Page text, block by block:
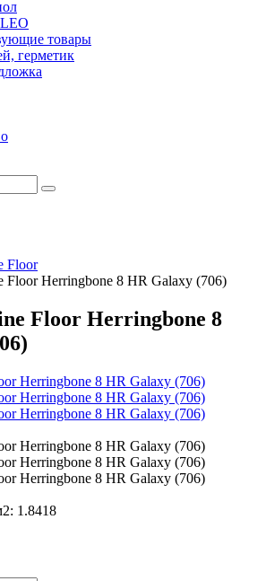
товары
герметик
Floor
Herringbone 8 HR Galaxy (706)
Floor Herringbone 8
1.8418